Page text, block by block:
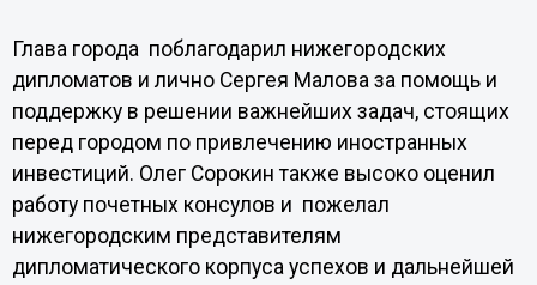
Глава города поблагодарил нижегородских
дипломатов и лично Сергея Малова за помощь и
поддержку в решении важнейших задач, стоящих
перед городом по привлечению иностранных
инвестиций. Олег Сорокин также высоко оценил
работу почетных консулов и пожелал
нижегородским представителям
дипломатического корпуса успехов и дальнейшей